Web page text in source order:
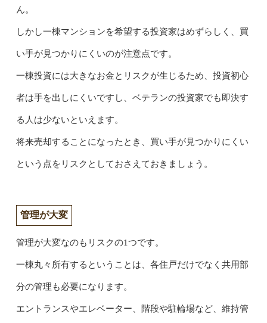
ん。
しかし一棟マンションを希望する投資家はめずらしく、買
い手が見つかりにくいのが注意点です。
一棟投資には大きなお金とリスクが生じるため、投資初心
者は手を出しにくいですし、ベテランの投資家でも即決す
る人は少ないといえます。
将来売却することになったとき、買い手が見つかりにくい
という点をリスクとしておさえておきましょう。
管理が大変
管理が大変なのもリスクの1つです。
一棟丸々所有するということは、各住戸だけでなく共用部
分の管理も必要になります。
エントランスやエレベーター、階段や駐輪場など、維持管